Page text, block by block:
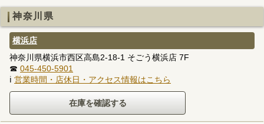
神奈川県
横浜店
神奈川県横浜市西区高島2-18-1 そごう横浜店 7F
☎ 045-450-5901
ℹ 営業時間・店休日・アクセス情報はこちら